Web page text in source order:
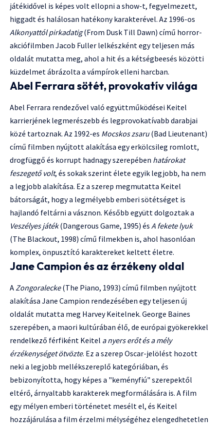
játékidővel is képes volt ellopni a show-t, fegyelmezett,
higgadt és halálosan hatékony karakterével. Az 1996-os
Alkonyattól pirkadatig(From Dusk Till Dawn) című horror-
akciófilmben Jacob Fuller lelkészként egy teljesen más
oldalát mutatta meg, ahol a hit és a kétségbeesés közötti
küzdelmet ábrázolta a vámpírok elleni harcban.
Abel Ferrara sötét, provokatív világa
Abel Ferrara rendezővel való együttműködései Keitel
karrierjének legmerészebb és legprovokatívabb darabjai
közé tartoznak. Az 1992-es Mocskos zsaru(Bad Lieutenant)
című filmben nyújtott alakítása egy erkölcsileg romlott,
drogfüggő és korrupt hadnagy szerepében határokat
feszegető volt, és sokak szerint élete egyik legjobb, ha nem
a legjobb alakítása. Ez a szerep megmutatta Keitel
bátorságát, hogy a legmélyebb emberi sötétséget is
hajlandó feltárni a vásznon. Később együtt dolgoztak a
Veszélyes játék(Dangerous Game, 1995) és A fekete lyuk
(The Blackout, 1998) című filmekben is, ahol hasonlóan
komplex, önpusztító karaktereket keltett életre.
Jane Campion és az érzékeny oldal
AZongoralecke(The Piano, 1993) című filmben nyújtott
alakítása Jane Campion rendezésében egy teljesen új
oldalát mutatta meg Harvey Keitelnek. George Baines
szerepében, a maori kultúrában élő, de európai gyökerekkel
rendelkező férfiként Keitel a nyers erőt és a mély
érzékenységet ötvözte. Ez a szerep Oscar-jelölést hozott
neki a legjobb mellékszereplő kategóriában, és
bebizonyította, hogy képes a "keményfiú" szerepektől
eltérő, árnyaltabb karakterek megformálására is. A film
egy mélyen emberi történetet mesélt el, és Keitel
hozzájárulása a film érzelmi mélységéhez elengedhetetlen